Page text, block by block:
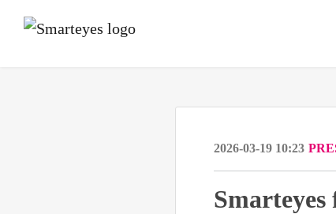
2026-03-19 10:23